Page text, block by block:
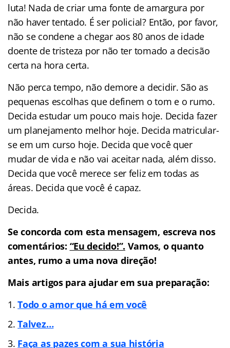
luta! Nada de criar uma fonte de amargura por
não haver tentado. É ser policial? Então, por favor,
não se condene a chegar aos 80 anos de idade
doente de tristeza por não ter tomado a decisão
certa na hora certa.
Não perca tempo, não demore a decidir. São as
pequenas escolhas que definem o tom e o rumo.
Decida estudar um pouco mais hoje. Decida fazer
um planejamento melhor hoje. Decida matricular-
se em um curso hoje. Decida que você quer
mudar de vida e não vai aceitar nada, além disso.
Decida que você merece ser feliz em todas as
áreas. Decida que você é capaz.
Decida.
Se concorda com esta mensagem, escreva nos
comentários: “Eu decido!”. Vamos, o quanto
antes, rumo a uma nova direção!
Mais artigos para ajudar em sua preparação:
Todo o amor que há em você
Talvez…
Faça as pazes com a sua história